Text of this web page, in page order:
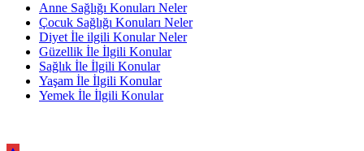
Anne Sağlığı Konuları Neler
Çocuk Sağlığı Konuları Neler
Diyet İle ilgili Konular Neler
Güzellik İle İlgili Konular
Sağlık İle İlgili Konular
Yaşam İle İlgili Konular
Yemek İle İlgili Konular